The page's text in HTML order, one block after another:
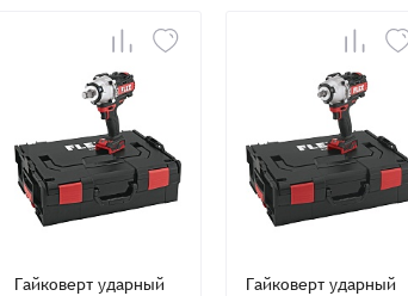
Гайковерт ударный
Гайковерт ударный